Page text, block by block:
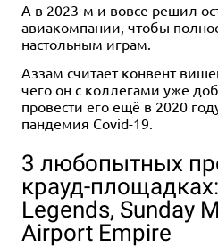
А в 2023-м и вовсе решил
авиакомпании, чтобы
настольным играм.
Аззам считает конвент
чего он с коллегами уже
провести его ещё в 2020
пандемия Covid-19.
3 любопытных
крауд-
Legends, Sunday
Airport Empire